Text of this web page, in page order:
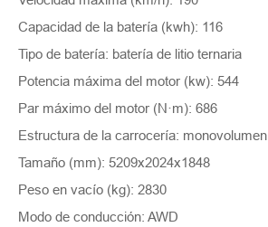
Capacidad de la batería (kwh): 116
Tipo de batería: batería de litio ternaria
Potencia máxima del motor (kw): 544
Par máximo del motor (N·m): 686
Estructura de la carrocería: monovolumen
Tamaño (mm): 5209x2024x1848
Peso en vacío (kg): 2830
Modo de conducción: AWD